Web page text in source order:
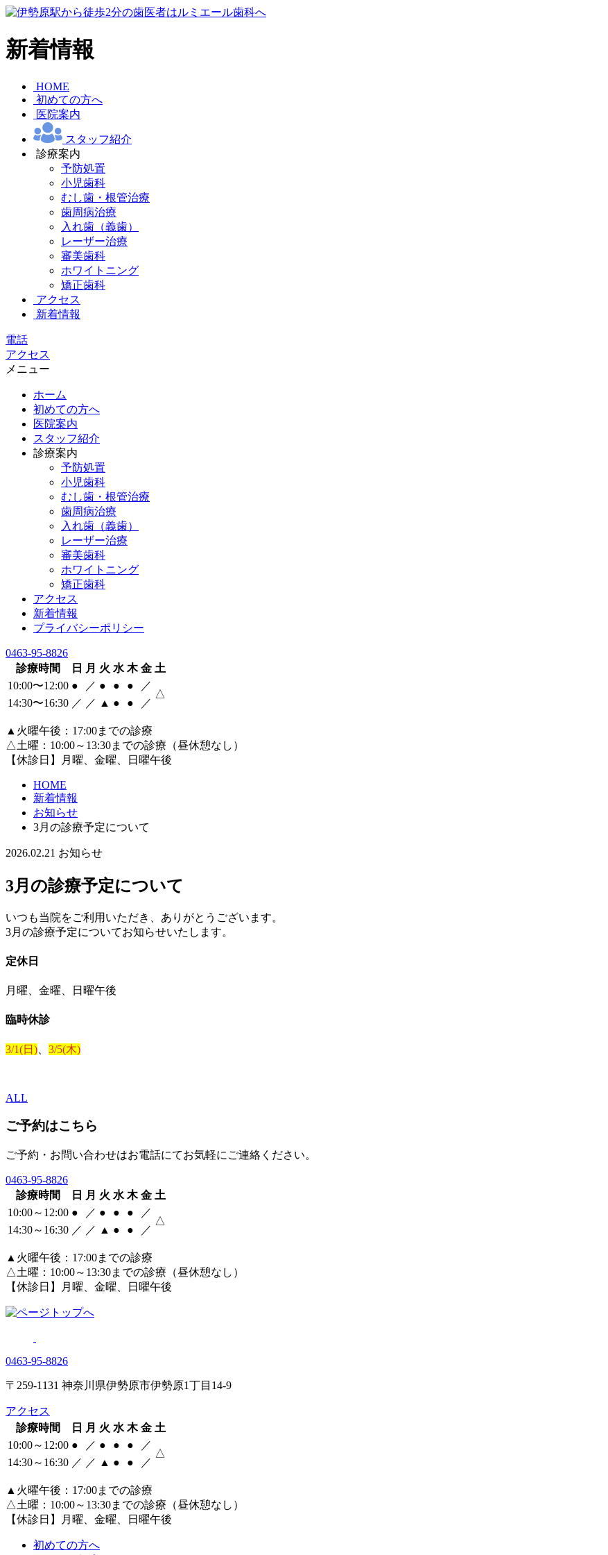
新着情報
HOME
初めての方へ
医院案内
スタッフ紹介
診療案内
予防処置
小児歯科
むし歯・根管治療
歯周病治療
入れ歯（義歯）
レーザー治療
審美歯科
ホワイトニング
矯正歯科
アクセス
新着情報
電話
アクセス
メニュー
ホーム
初めての方へ
医院案内
スタッフ紹介
診療案内
予防処置
小児歯科
むし歯・根管治療
歯周病治療
入れ歯（義歯）
レーザー治療
審美歯科
ホワイトニング
矯正歯科
アクセス
新着情報
プライバシーポリシー
0463-95-8826
診療時間
日 月 火 水 木 金 土
10:00〜12:00 ● ／ ● ● ● ／
△
14:30〜16:30 ／ ／ ▲ ● ● ／
▲火曜午後：17:00までの診療
△土曜：10:00～13:30までの診療（昼休憩なし）
【休診日】月曜、金曜、日曜午後
HOME
新着情報
お知らせ
3月の診療予定について
2026.02.21 お知らせ
3月の診療予定について
いつも当院をご利用いただき、ありがとうございます。
3月の診療予定についてお知らせいたします。
定休日
月曜、金曜、日曜午後
臨時休診
3/1(日) 3/5(木)
ALL
ご予約はこちら
ご予約・お問い合わせはお電話にてお気軽にご連絡ください。
0463‐95‐8826
診療時間
日 月 火 水 木 金 土
10:00～12:00 ● ／ ● ● ● ／
△
14:30～16:30 ／ ／ ▲ ● ● ／
▲火曜午後：17:00までの診療
△土曜：10:00～13:30までの診療（昼休憩なし）
【休診日】月曜、金曜、日曜午後
0463‐95‐8826
〒259-1131 神奈川県伊勢原市伊勢原1丁目14-9
アクセス
診療時間
日 月 火 水 木 金 土
10:00～12:00 ● ／ ● ● ● ／
△
14:30～16:30 ／ ／ ▲ ● ● ／
▲火曜午後：17:00までの診療
△土曜：10:00～13:30までの診療（昼休憩なし）
【休診日】月曜、金曜、日曜午後
初めての方へ